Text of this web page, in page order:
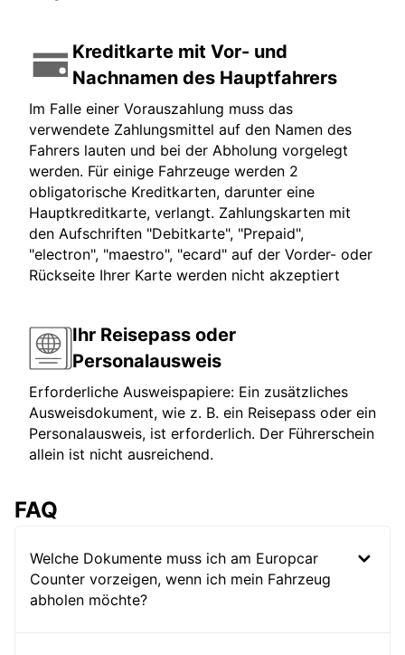
Kreditkarte mit Vor- und
Nachnamen des Hauptfahrers
Im Falle einer Vorauszahlung muss das
verwendete Zahlungsmittel auf den Namen des
Fahrers lauten und bei der Abholung vorgelegt
werden. Für einige Fahrzeuge werden 2
obligatorische Kreditkarten, darunter eine
Hauptkreditkarte, verlangt. Zahlungskarten mit
den Aufschriften "Debitkarte", "Prepaid",
"electron", "maestro", "ecard" auf der Vorder- oder
Rückseite Ihrer Karte werden nicht akzeptiert
Ihr Reisepass oder
Personalausweis
Erforderliche Ausweispapiere: Ein zusätzliches
Ausweisdokument, wie z. B. ein Reisepass oder ein
Personalausweis, ist erforderlich. Der Führerschein
allein ist nicht ausreichend.
FAQ
Welche Dokumente muss ich am Europcar
Counter vorzeigen, wenn ich mein Fahrzeug
abholen möchte?